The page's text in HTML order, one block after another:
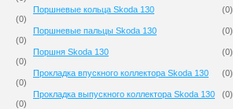
(0)
(0)
(0)
(0)
(0)
Поршневые кольца Skoda 130 (0)
Поршневые пальцы Skoda 130 (0)
Поршня Skoda 130 (0)
Прокладка впускного коллектора Skoda 130 (0)
Прокладка выпускного коллектора Skoda 130 (0)